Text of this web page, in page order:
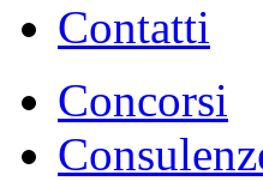
Contatti
Concorsi